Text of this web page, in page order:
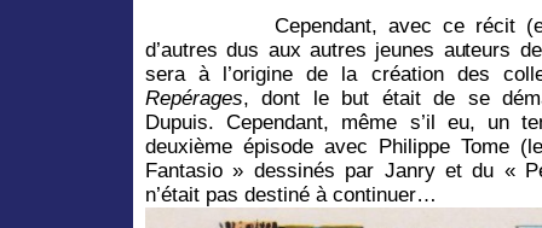
Cependant, avec ce récit
d’autres dus aux autres jeunes auteurs
sera à l’origine de la création des
Repérages, dont le but était de se
Dupuis. Cependant, même s’il eu, un
deuxième épisode avec Philippe Tome
Fantasio » dessinés par Janry et du «
n’était pas destiné à continuer…